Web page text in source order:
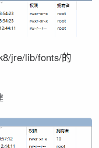
jre/lib/fonts/的